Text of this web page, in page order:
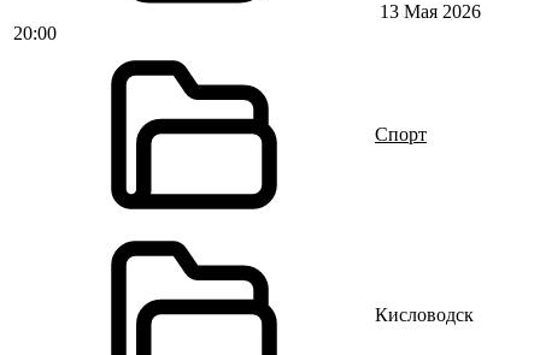
13 Мая 2026
20:00
Спорт
Кисловодск